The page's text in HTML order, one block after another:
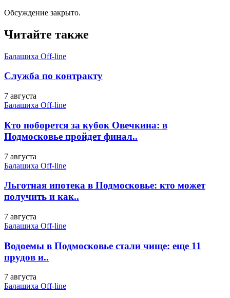
Обсуждение закрыто.
Читайте также
Балашиха Off-line
Служба по контракту
7 августа
Балашиха Off-line
Кто поборется за кубок Овечкина: в
Подмосковье пройдет финал..
7 августа
Балашиха Off-line
Льготная ипотека в Подмосковье: кто может
получить и как..
7 августа
Балашиха Off-line
Водоемы в Подмосковье стали чище: еще 11
прудов и..
7 августа
Балашиха Off-line